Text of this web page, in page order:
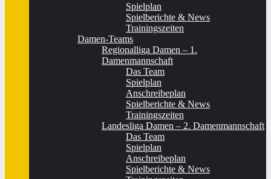
Spielplan
Spielberichte & News
Trainingszeiten
Damen-Teams
Regionalliga Damen – 1.
Damenmannschaft
Das Team
Spielplan
Anschreibeplan
Spielberichte & News
Trainingszeiten
Landesliga Damen – 2. Damenmannschaft
Das Team
Spielplan
Anschreibeplan
Spielberichte & News